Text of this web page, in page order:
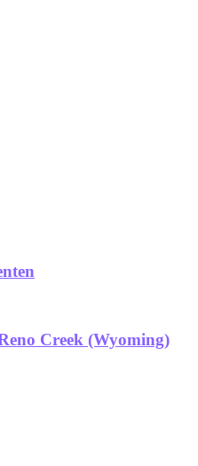
Creek (Wyoming)